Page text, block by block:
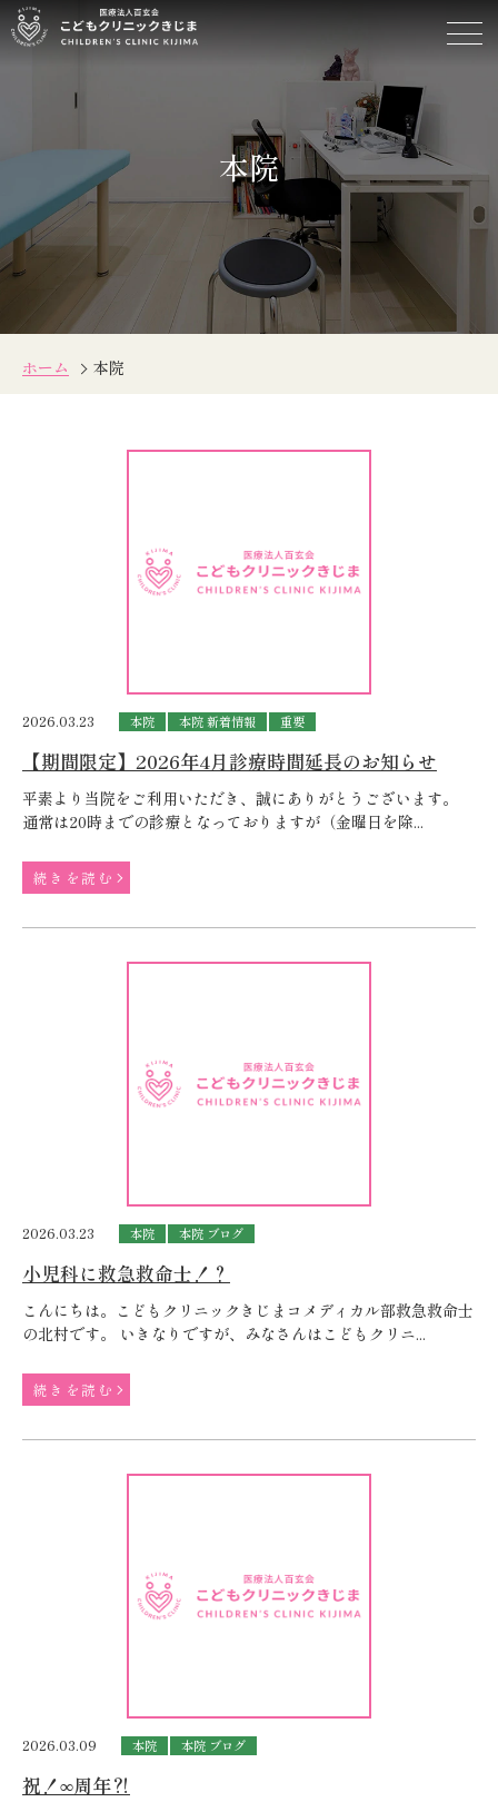
本
本院
ホーム 本院
2026.03.23 本院 本院 新着情報 重要
【期間限定】2026年4月診療時間延長のお知らせ
平素より当院をご利用いただき、誠にありがとうございます。
通常は20時までの診療となっておりますが（金曜日を除...
続きを読む
2026.03.23 本院 本院 ブログ
小児科に救急救命士！？
こんにちは。こどもクリニックきじまコメディカル部救急救命士
の北村です。 いきなりですが、みなさんはこどもクリニ...
続きを読む
2026.03.09 本院 本院 ブログ
祝！∞周年⁈